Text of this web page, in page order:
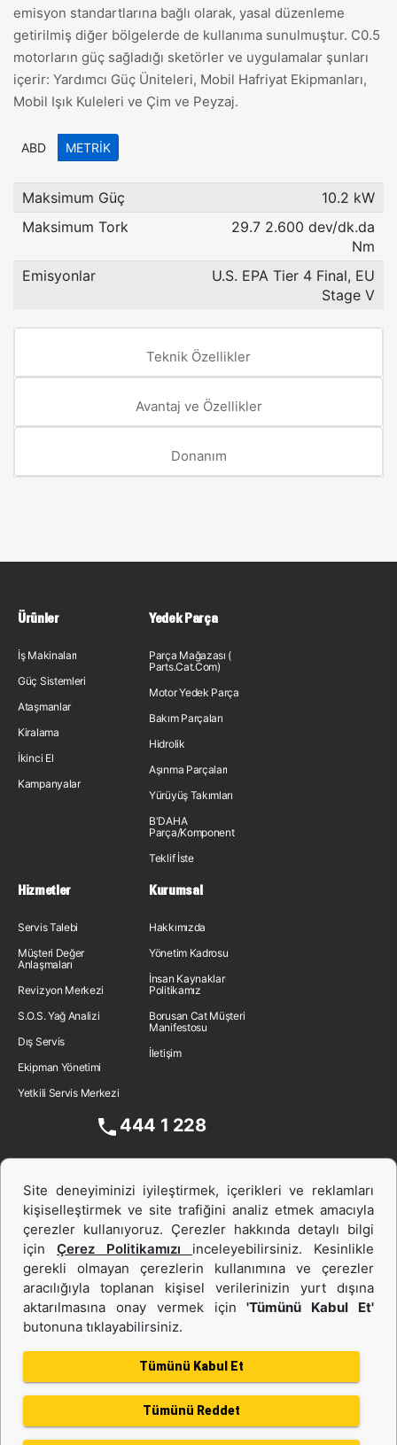
emisyon standartlarına bağlı olarak, yasal düzenleme
getirilmiş diğer bölgelerde de kullanıma sunulmuştur. C0.5
motorların güç sağladığı sketörler ve uygulamalar şunları
içerir: Yardımcı Güç Üniteleri, Mobil Hafriyat Ekipmanları,
Mobil Işık Kuleleri ve Çim ve Peyzaj.
ABD METRIK
Maksimum Güç
10.2 kW
Maksimum Tork
29.7 2.600 dev/dk.da
Nm
Emisyonlar
U.S. EPA Tier 4 Final, EU
Stage V
Teknik Özellikler
Avantaj ve Özellikler
Donanım
Ürünler
İş Makinaları
Güç Sistemleri
Ataşmanlar
Kiralama
İkinci El
Kampanyalar
Yedek Parça
Parça Mağazası (
Parts.Cat.Com)
Motor Yedek Parça
Bakım Parçaları
Hidrolik
Aşınma Parçaları
Yürüyüş Takımları
B'DAHA
Parça/Komponent
Teklif İste
Hizmetler
Servis Talebi
Müşteri Değer
Anlaşmaları
Revizyon Merkezi
S.O.S. Yağ Analizi
Dış Servis
Ekipman Yönetimi
Yetkili Servis Merkezi
Kurumsal
Hakkımızda
Yönetim Kadrosu
İnsan Kaynakları
Politikamız
Borusan Cat Müşteri
Manifestosu
İletişim
444 1 228
İş Makinası ve Güç Sistemleri
İkinci el ve Kiralama
Gizlilik Politikası
Kullanım Şartları
Site deneyiminizi iyileştirmek, içerikleri ve reklamları
kişiselleştirmek ve site trafiğini analiz etmek amacıyla
çerezler kullanıyoruz. Çerezler hakkında detaylı bilgi
için Çerez Politikamızı inceleyebilirsiniz. Kesinlikle
gerekli olmayan çerezlerin kullanımına ve çerezler
aracılığıyla toplanan kişisel verilerinizin yurt dışına
aktarılmasına onay vermek için'Tümünü Kabul Et'
butonuna tıklayabilirsiniz.
Tümünü Kabul Et
Tümünü Reddet